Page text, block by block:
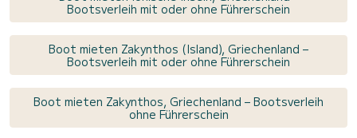
Bootsverleih mit oder ohne Führerschein
Boot mieten Zakynthos (Island), Griechenland –
Bootsverleih mit oder ohne Führerschein
Boot mieten Zakynthos, Griechenland – Bootsverleih
ohne Führerschein